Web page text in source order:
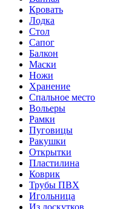
Кровать
Лодка
Стол
Сапог
Балкон
Маски
Ножи
Хранение
Спальное место
Вольеры
Рамки
Пуговицы
Ракушки
Открытки
Пластилина
Коврик
Трубы ПВХ
Игольница
Из лоскутков